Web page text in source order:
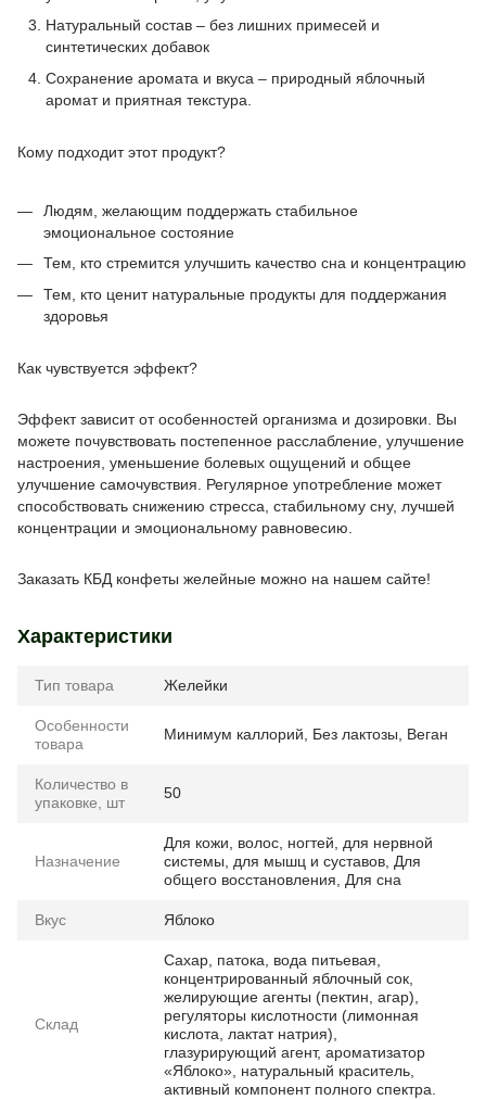
Натуральный состав – без лишних примесей и
синтетических добавок
Сохранение аромата и вкуса – природный яблочный
аромат и приятная текстура.
Кому подходит этот продукт?
Людям, желающим поддержать стабильное
эмоциональное состояние
Тем, кто стремится улучшить качество сна и концентрацию
Тем, кто ценит натуральные продукты для поддержания
здоровья
Как чувствуется эффект?
Эффект зависит от особенностей организма и дозировки. Вы
можете почувствовать постепенное расслабление, улучшение
настроения, уменьшение болевых ощущений и общее
улучшение самочувствия. Регулярное употребление может
способствовать снижению стресса, стабильному сну, лучшей
концентрации и эмоциональному равновесию.
Заказать КБД конфеты желейные можно на нашем сайте!
Характеристики
Тип товара Желейки
Особенности
товара
Минимум каллорий, Без лактозы, Веган
Количество в
упаковке, шт
50
Назначение
Для кожи, волос, ногтей, для нервной
системы, для мышц и суставов, Для
общего восстановления, Для сна
Вкус Яблоко
Склад
Сахар, патока, вода питьевая,
концентрированный яблочный сок,
желирующие агенты (пектин, агар),
регуляторы кислотности (лимонная
кислота, лактат натрия),
глазурирующий агент, ароматизатор
«Яблоко», натуральный краситель,
активный компонент полного спектра.